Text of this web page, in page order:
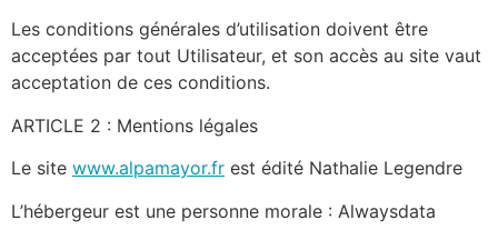
Les conditions générales d’utilisation doivent être
acceptées par tout Utilisateur, et son accès au site vaut
acceptation de ces conditions.
ARTICLE 2 : Mentions légales
Le site www.alpamayor.fr est édité Nathalie Legendre
L’hébergeur est une personne morale : Alwaysdata